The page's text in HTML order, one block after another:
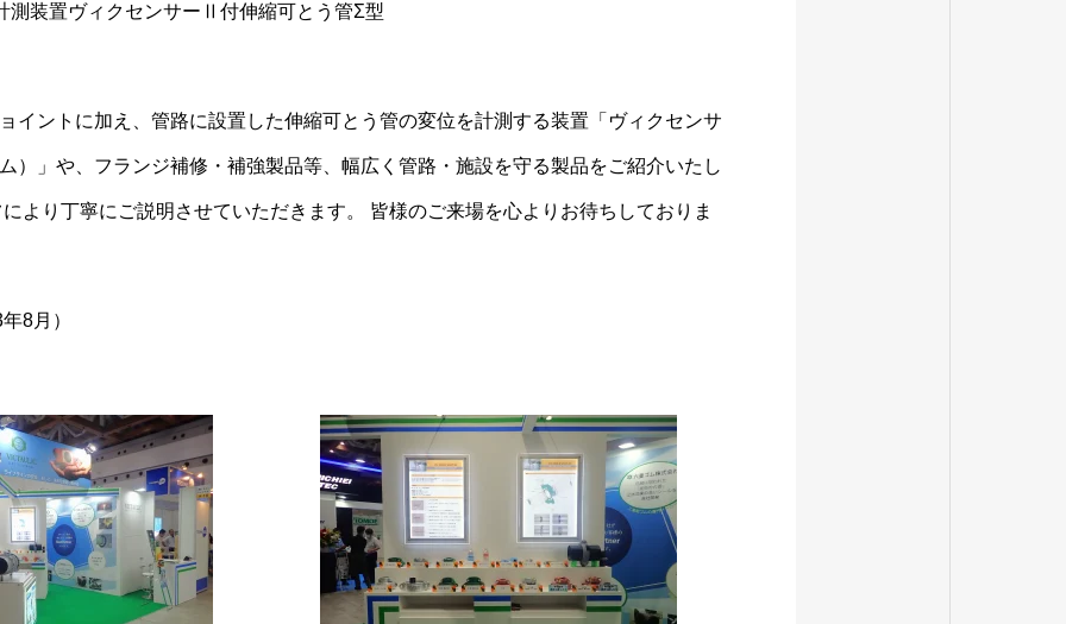
測装置ヴィクセンサーⅡ付伸縮可とう管Σ型
イントに加え、管路に設置した伸縮可とう管の変位を計測する装置「ヴィクセンサ
）」や、フランジ補修・補強製品等、幅広く管路・施設を守る製品をご紹介いたし
より丁寧にご説明させていただきます。 皆様のご来場を心よりお待ちしておりま
8月）